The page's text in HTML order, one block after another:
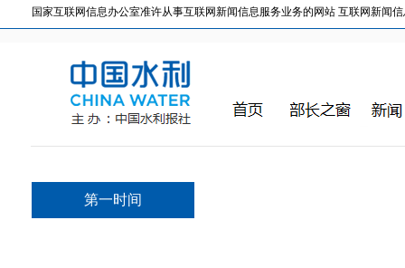
国家互联网信息办公室准许从事互联网新闻信息服务业务的网站 互联网新闻信
第一时间